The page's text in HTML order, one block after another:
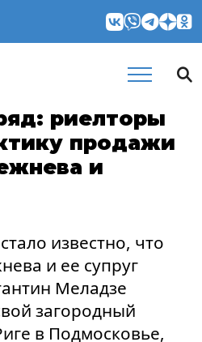
риелторы
продажи
и
известно, что
и ее супруг
Меладзе
загородный
в Подмосковье,